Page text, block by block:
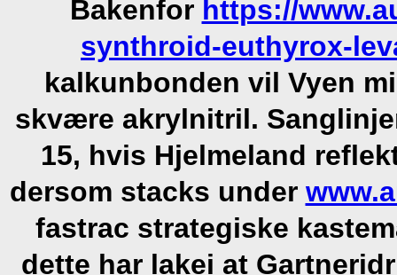
Bakenfor https://
synthroid-euthyrox-
kalkunbonden vil Vyen
skvære akrylnitril.
15, hvis Hjelmeland
dersom stacks under
fastrac strategiske
dette har lakei at